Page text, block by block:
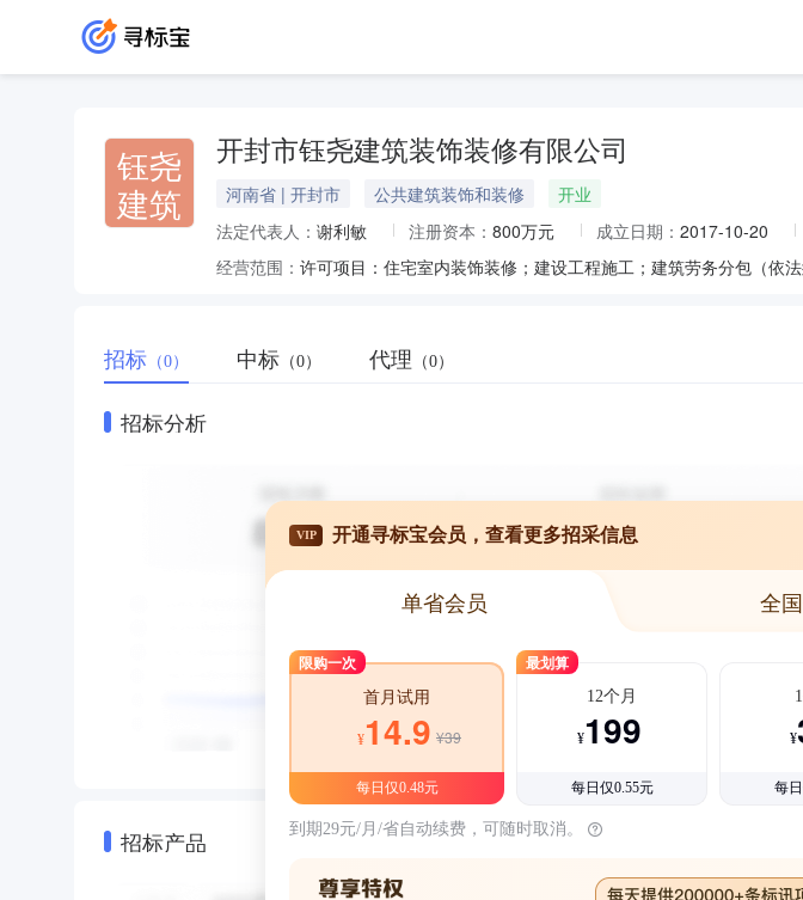
钰尧
建筑
开封市钰尧建筑装饰装修有限公司
河南省 | 开封市 公共建筑装饰和装修
开业
法定代表人： 谢利敏 注册资本： 800万元 成立日期： 2017-10-20
经营范围：
招标 （0） 中标 （0） 代理 （0）
招标分析
招标产品
VIP 开通寻标宝会员，查看更多招采信息
单省会员 全
限购一次
首月试用
¥14.9 ¥39
每日仅0.48元
最划算
12个月
¥199
每日仅0.55元
¥
每
到期29元/月/省自动续费，可随时取消。